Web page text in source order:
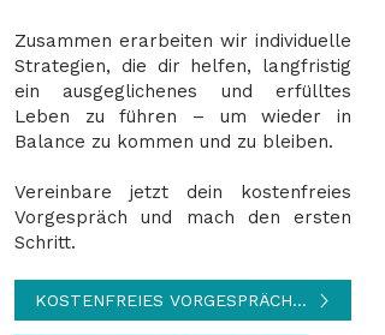
Zusammen erarbeiten wir individuelle
Strategien, die dir helfen, langfristig
ein ausgeglichenes und erfülltes
Leben zu führen – um wieder in
Balance zu kommen und zu bleiben.​
​​Vereinbare jetzt dein kostenfreies
Vorgespräch und mach den ersten
Schritt.
KOSTENFREIES VORGESPRÄCH ANFRAGEN